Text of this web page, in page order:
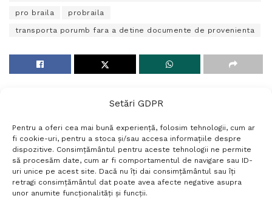
Setări GDPR
Pentru a oferi cea mai bună experiență, folosim tehnologii, cum ar
fi cookie-uri, pentru a stoca și/sau accesa informațiile despre
dispozitive. Consimțământul pentru aceste tehnologii ne permite
să procesăm date, cum ar fi comportamentul de navigare sau ID-
uri unice pe acest site. Dacă nu îți dai consimțământul sau îți
retragi consimțământul dat poate avea afecte negative asupra
unor anumite funcționalități și funcții.
pro braila probraila
transporta porumb fara a detine documente de provenienta
Termeni si conditii
Politică de confidențialitate
Politica cookies
Setări GDPR